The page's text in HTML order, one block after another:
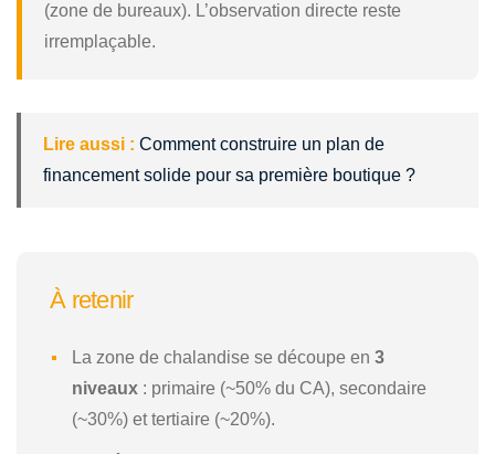
(zone de bureaux). L’observation directe reste
irremplaçable.
Lire aussi : Comment construire un plan de
financement solide pour sa première boutique ?
À retenir
La zone de chalandise se découpe en 3
niveaux : primaire (~50% du CA), secondaire
(~30%) et tertiaire (~20%).